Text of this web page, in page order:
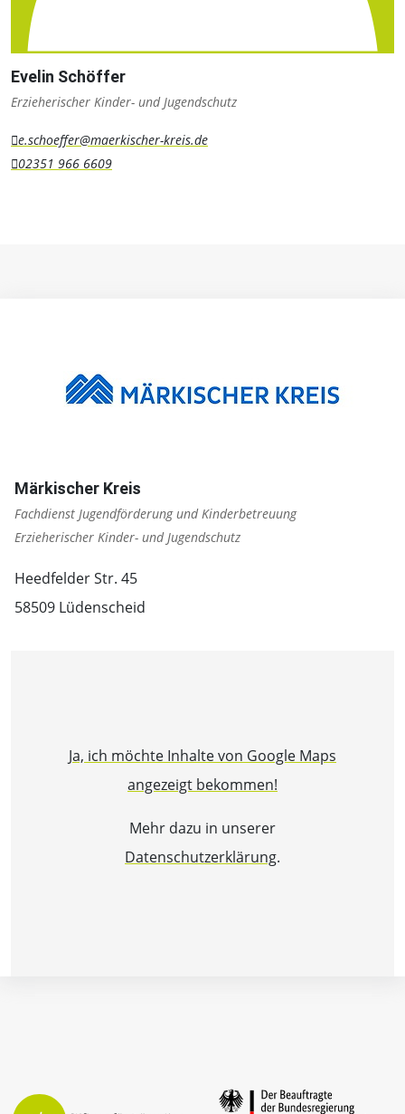
Evelin Schöffer
Erzieherischer Kinder- und Jugendschutz
e.schoeffer@maerkischer-kreis.de
02351 966 6609
Märkischer Kreis
Fachdienst Jugendförderung und Kinderbetreuung
Erzieherischer Kinder- und Jugendschutz
Heedfelder Str. 45
58509 Lüdenscheid
Ja, ich möchte Inhalte von Google Maps
angezeigt bekommen!
Mehr dazu in unserer
Datenschutzerklärung.